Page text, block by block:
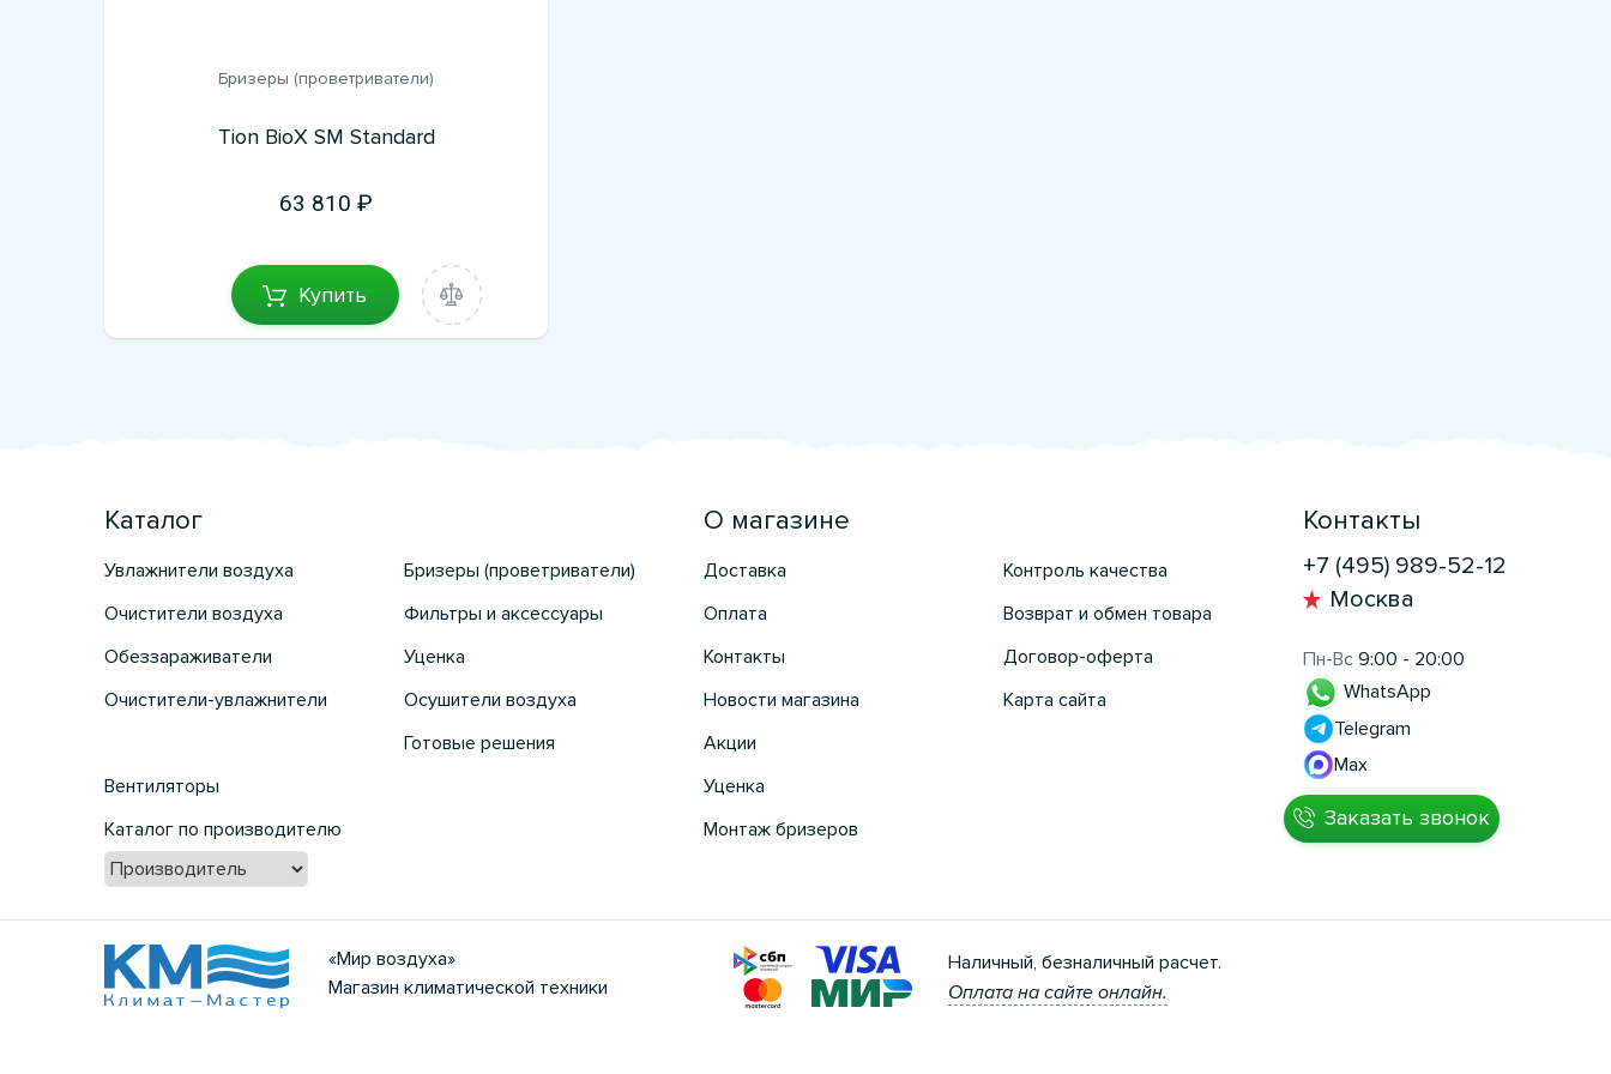
Бризеры (проветриватели)
Tion BioX SM Standard
63 810
Купить
Каталог
Увлажнители воздуха
Очистители воздуха
Обеззараживатели
Очистители-увлажнители
Бризеры (проветриватели)
Фильтры и аксессуары
Уценка
Осушители воздуха
Готовые решения
Вентиляторы
Каталог по производителю
О магазине
Доставка
Оплата
Контакты
Новости магазина
Акции
Уценка
Монтаж бризеров
Контроль качества
Возврат и обмен товара
Договор-оферта
Карта сайта
Контакты
+7 (495) 989-52-12
Москва
Пн-Вс 9:00 - 20:00
WhatsApp
Telegram
Max
Заказать звонок
«Мир воздуха»
Магазин климатической техники
Наличный, безналичный расчет.
Оплата на сайте онлайн.